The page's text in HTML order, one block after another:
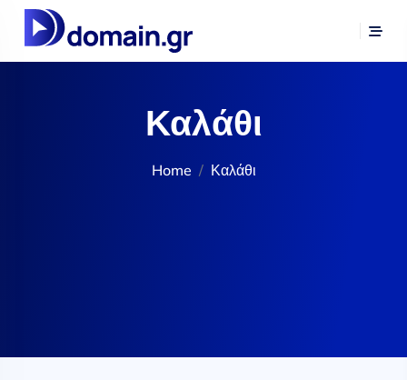
Καλάθι
Home Καλάθι